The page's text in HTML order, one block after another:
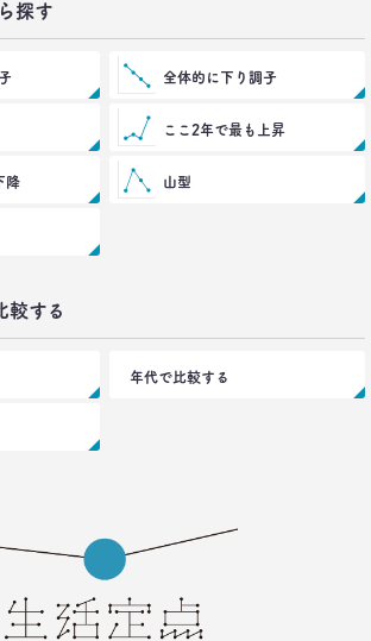
研究員/コピーライター
田村淳が思う「かっこいい40代おじさん」
研究員/コピーライター
ップに見る危機
ストレンド 連載⑬–
研究員/コピーライター
探す
全体的に下り調子
ここ2年で最も上昇
降 山型
較する
年代で比較する